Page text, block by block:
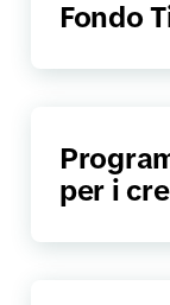
Fondo
per i